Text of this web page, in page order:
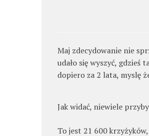
Maj zdecydowanie nie
udało się wyszyć, gdzieś
dopiero za 2 lata, myslę
Jak widać, niewiele
To jest 21 600